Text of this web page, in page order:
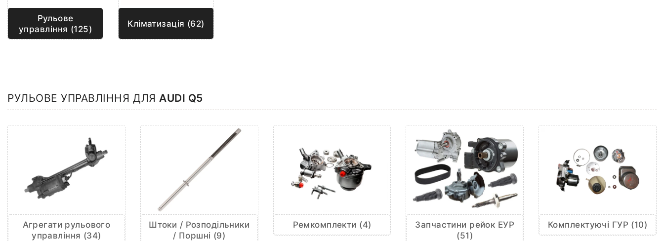
Рульове
управління (125)
Кліматизація (62)
РУЛЬОВЕ УПРАВЛІННЯ ДЛЯ AUDI Q5
Агрегати рульового
управління (34)
Штоки / Розподільники
/ Поршні (9)
Ремкомплекти (4)
Запчастини рейок ЕУР
(51)
Комплектуючі ГУР (10)